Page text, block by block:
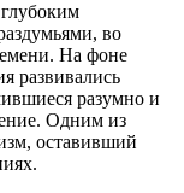
во
На фоне
развивались
разумно и
Одним из
оставивший